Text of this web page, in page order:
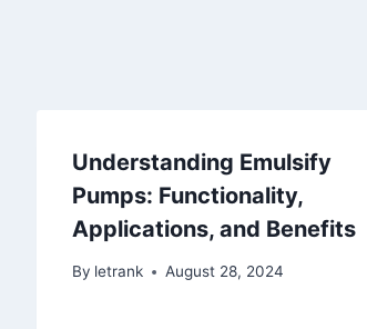
Understanding Emulsify
Pumps: Functionality,
Applications, and Benefits
By letrank August 28, 2024